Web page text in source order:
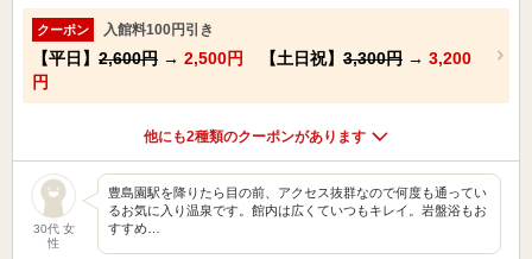
クーポン 入館料100円引き
【平日】 2,600円 → 2,500円 【土日祝】 3,300円 → 3,200
円
他にも2種類のクーポンがあります
30代 女
性
豊島園駅を降りたら目の前、アクセス抜群なので何度も通ってい
るお気に入り温泉です。館内は広くていつもキレイ。岩盤浴もお
すすめ…